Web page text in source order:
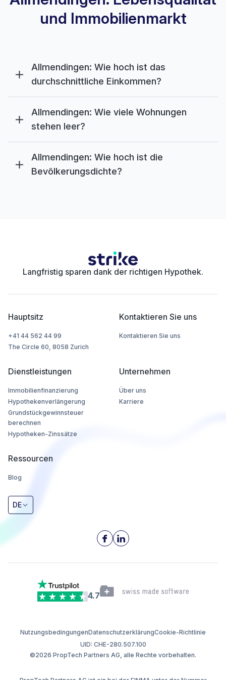
und Immobilienmarkt
Allmendingen: Wie hoch ist das
durchschnittliche Einkommen?
Allmendingen: Wie viele Wohnungen
stehen leer?
Allmendingen: Wie hoch ist die
Bevölkerungsdichte?
Langfristig sparen dank der richtigen Hypothek.
Hauptsitz
+41 44 562 44 99
The Circle 60, 8058 Zurich
Kontaktieren Sie uns
Kontaktieren Sie uns
Dienstleistungen
Immobilienfinanzierung
Hypothekenverlängerung
Grundstückgewinnsteuer
berechnen
Hypotheken-Zinssätze
Unternehmen
Über uns
Karriere
Ressourcen
Blog
DE
4.7
©2026 PropTech Partners AG, alle Rechte vorbehalten.
NutzungsbedingungenDatenschutzerklärungCookie-Richtlinie
UID: CHE-280.507.100